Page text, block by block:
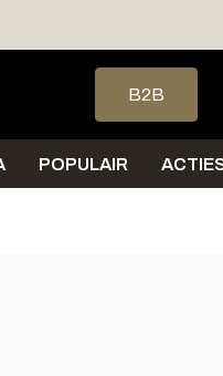
de pijltjes op en neer om
B2B
POPULAIR